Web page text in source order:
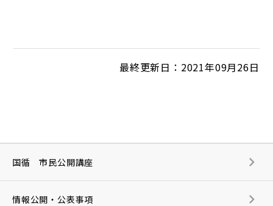
最終更新日：2021年09月26日
国循 市民公開講座
情報公開・公表事項